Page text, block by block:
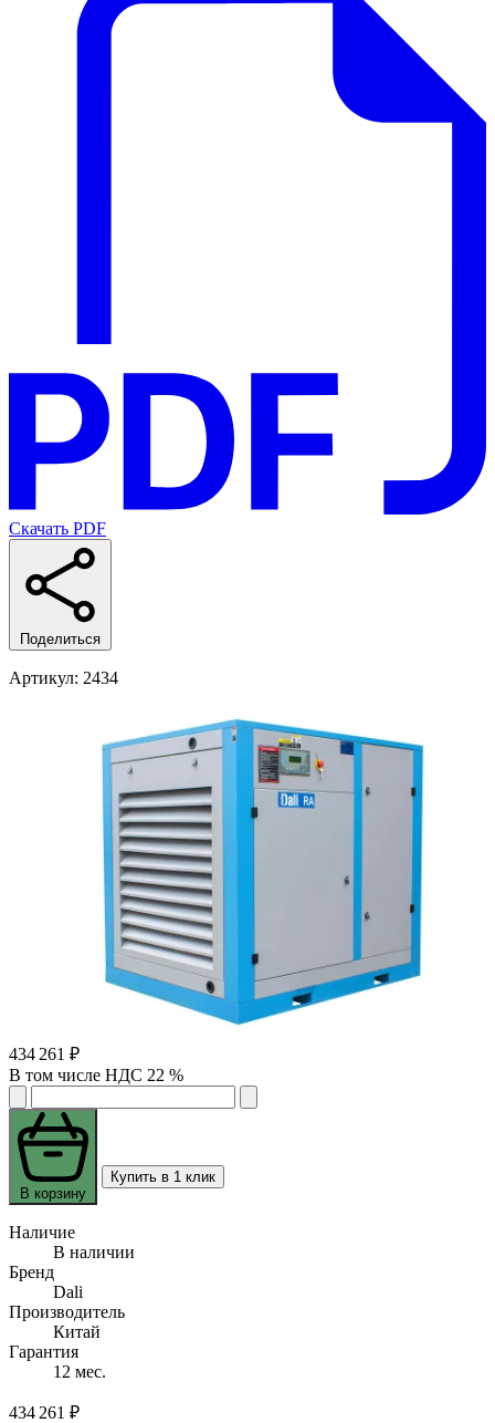
Скачать PDF
Поделиться
Артикул: 2434
434 261 ₽
В том числе НДС 22 %
В корзину
Купить в 1 клик
Наличие
В наличии
Бренд
Dali
Производитель
Китай
Гарантия
12 мес.
434 261 ₽